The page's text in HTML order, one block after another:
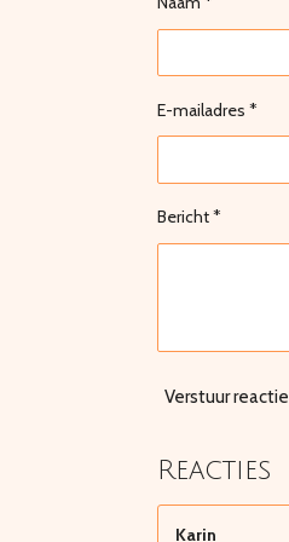
E-mailadres *
Bericht *
Verstuur reactie
Reacties
Karin